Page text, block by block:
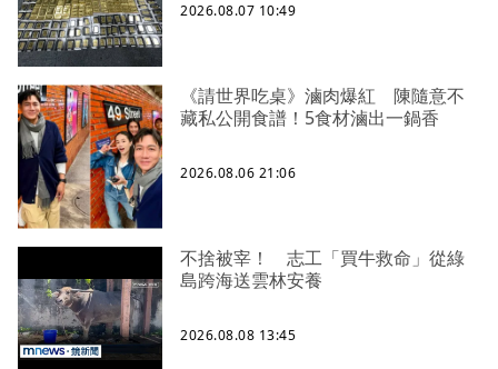
2026.08.07 10:49
《請世界吃桌》滷肉爆紅 陳隨意不
藏私公開食譜！5食材滷出一鍋香
2026.08.06 21:06
不捨被宰！ 志工「買牛救命」從綠
島跨海送雲林安養
2026.08.08 13:45